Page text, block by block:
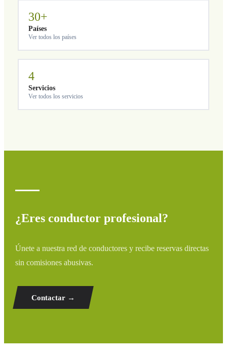
30+
Países
Ver todos los países
4
Servicios
Ver todos los servicios
¿Eres conductor profesional?
Únete a nuestra red de conductores y recibe reservas directas
sin comisiones abusivas.
Contactar →